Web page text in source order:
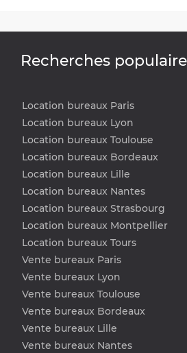
Recherches
Location bureaux Paris
Location bureaux Lyon
Location bureaux Toulouse
Location bureaux Bordeaux
Location bureaux Lille
Location bureaux Nantes
Location bureaux Strasbourg
Location bureaux Montpellier
Location bureaux Tours
Vente bureaux Paris
Vente bureaux Lyon
Vente bureaux Toulouse
Vente bureaux Bordeaux
Vente bureaux Lille
Vente bureaux Nantes